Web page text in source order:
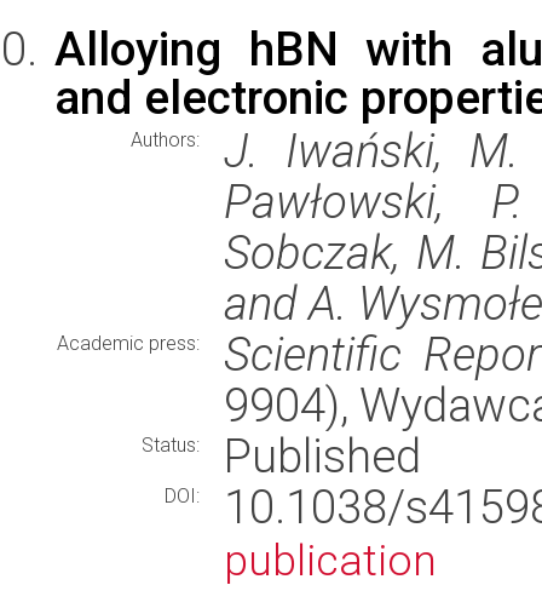
Alloying hBN with
and electronic
Authors:
J. Iwański, M.
Pawłowski,
Sobczak, M.
and A.
Academic press:
Scientific
9904),
Status: Published
DOI: 10.1038/
publication